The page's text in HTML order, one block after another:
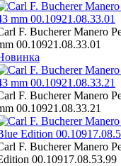
F. Bucherer Manero
00.10921.08.33.01
F. Bucherer Manero
00.10921.08.33.21
F. Bucherer Manero
00.10917.08.53.99